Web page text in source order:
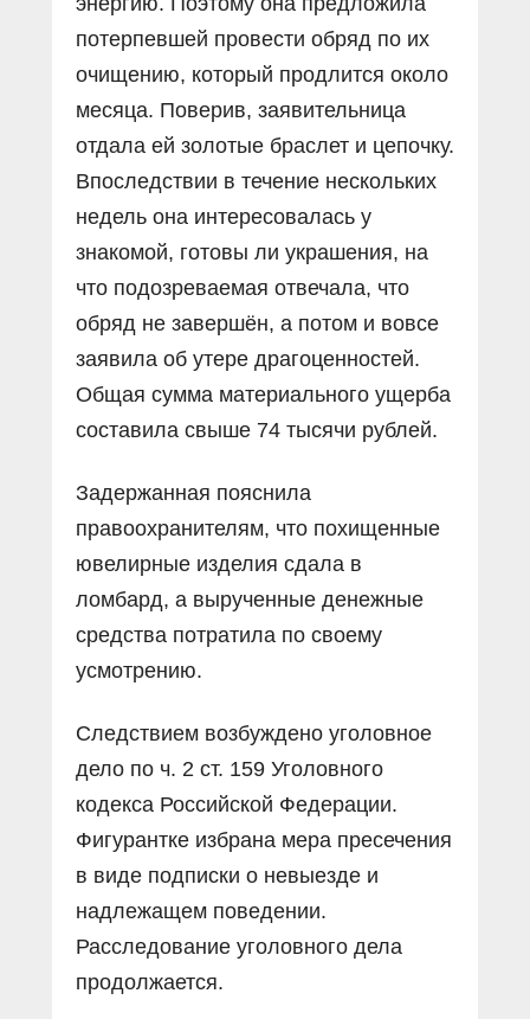
потерпевшей провести обряд по их
очищению, который продлится около
месяца. Поверив, заявительница
отдала ей золотые браслет и цепочку.
Впоследствии в течение нескольких
недель она интересовалась у
знакомой, готовы ли украшения, на
что подозреваемая отвечала, что
обряд не завершён, а потом и вовсе
заявила об утере драгоценностей.
Общая сумма материального ущерба
составила свыше 74 тысячи рублей.
Задержанная пояснила
правоохранителям, что похищенные
ювелирные изделия сдала в
ломбард, а вырученные денежные
средства потратила по своему
усмотрению.
Следствием возбуждено уголовное
дело по ч. 2 ст. 159 Уголовного
кодекса Российской Федерации.
Фигурантке избрана мера пресечения
в виде подписки о невыезде и
надлежащем поведении.
Расследование уголовного дела
продолжается.